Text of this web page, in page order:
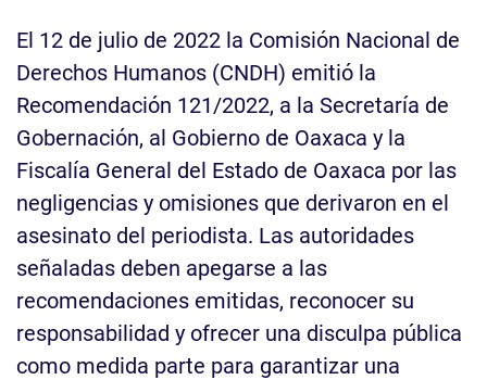
El 12 de julio de 2022 la Comisión Nacional de
Derechos Humanos (CNDH) emitió la
Recomendación 121/2022, a la Secretaría de
Gobernación, al Gobierno de Oaxaca y la
Fiscalía General del Estado de Oaxaca por las
negligencias y omisiones que derivaron en el
asesinato del periodista. Las autoridades
señaladas deben apegarse a las
recomendaciones emitidas, reconocer su
responsabilidad y ofrecer una disculpa pública
como medida parte para garantizar una